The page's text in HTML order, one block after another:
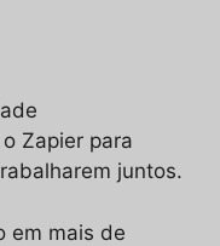
Zapier para
juntos.
em mais de